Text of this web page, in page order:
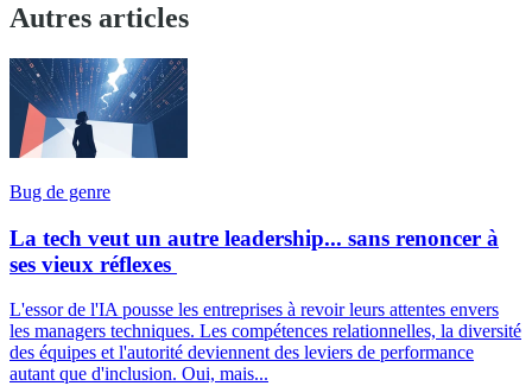
Autres articles
Bug de genre
La tech veut un autre leadership... sans renoncer à
ses vieux réflexes
L'essor de l'IA pousse les entreprises à revoir leurs attentes envers
les managers techniques. Les compétences relationnelles, la diversité
des équipes et l'autorité deviennent des leviers de performance
autant que d'inclusion. Oui, mais...